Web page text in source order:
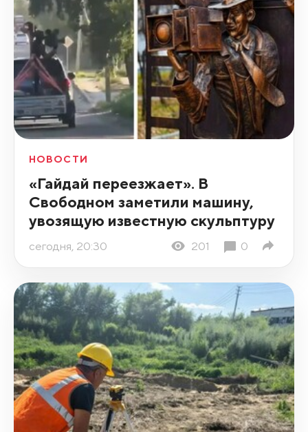
НОВОСТИ
«Гайдай переезжает». В
Свободном заметили машину,
увозящую известную скульптуру
сегодня, 20:30 201 0